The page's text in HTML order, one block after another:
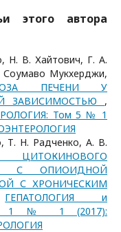
этого автора
Н. В. Хайтович, Г. А.
Мукхерджи,
ПЕЧЕНИ У
ЗАВИСИМОСТЬЮ ,
Том 5 № 1
Т. Н. Радченко, А. В.
ЦИТОКИНОВОГО
С ОПИОИДНОЙ
С ХРОНИЧЕСКИМ
ГЕПАТОЛОГИЯ и
1 № 1 (2017):